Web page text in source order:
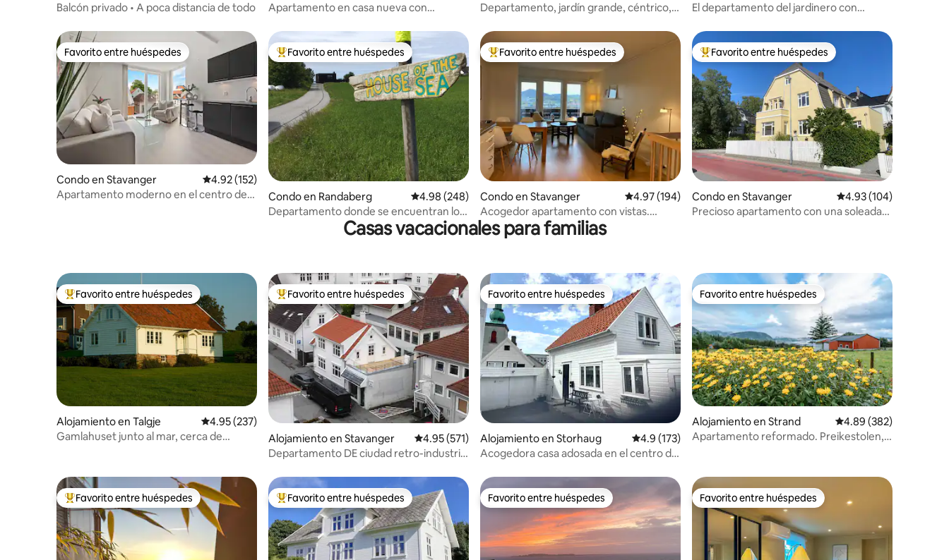
Balcón privado • A poca distancia de todo
Apartamento en casa nueva con
Departamento, jardín grande, céntrico,
El departamento del jardinero con
Favorito entre huéspedes
Favorito entre huéspedes
Condo en Stavanger Calificación promedio: 4.92 de 5, 152 reseñas
4.92 (152)
Apartamento moderno en el centro de
Favorito entre huéspedes preferido
Favorito entre huéspedes
Condo en Randaberg Calificación promedio: 4.98 de 5, 248 reseñas
4.98 (248)
Departamento donde se encuentran los
cielos y los océanos
Favorito entre huéspedes preferido
Favorito entre huéspedes
Condo en Stavanger Calificación promedio: 4.97 de 5, 194 reseñas
4.97 (194)
Acogedor apartamento con vistas.
Aparcamiento gratuito
Favorito entre huéspedes preferido
Favorito entre huéspedes
Condo en Stavanger Calificación promedio:
4.93 (104)
Precioso apartamento con una soleada
Casas vacacionales para familias
Favorito entre huéspedes preferido
Favorito entre huéspedes
Alojamiento en Talgje Calificación promedio: 4.95 de 5, 237 reseñas
4.95 (237)
Gamlahuset junto al mar, cerca de
Favorito entre huéspedes preferido
Favorito entre huéspedes
Alojamiento en Stavanger Calificación promedio: 4.95 de 5, 571 reseñas
4.95 (571)
Departamento DE ciudad retro-industrial
Favorito entre huéspedes
Favorito entre huéspedes
Alojamiento en Storhaug Calificación promedio: 4.9 de 5, 173 reseñas
4.9 (173)
Acogedora casa adosada en el centro de
Favorito entre huéspedes
Favorito entre huéspedes
Alojamiento en Strand Calificación promedio:
4.89 (382)
Apartamento reformado. Preikestolen,
Favorito entre huéspedes preferido
Favorito entre huéspedes Favorito entre huéspedes preferido
Favorito entre huéspedes Favorito entre huéspedes
Favorito entre huéspedes Favorito entre huéspedes
Favorito entre huéspedes